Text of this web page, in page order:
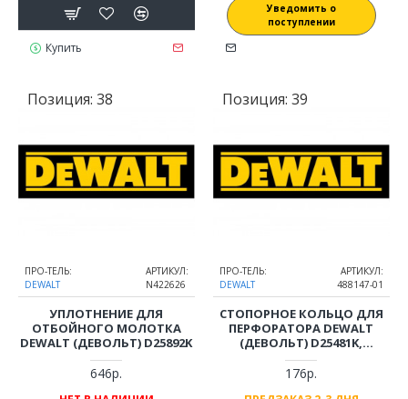
Купить
Уведомить о
поступлении
Позиция: 38
ПРО-ТЕЛЬ:
DEWALT
АРТИКУЛ:
N422626
УПЛОТНЕНИЕ ДЛЯ
ОТБОЙНОГО МОЛОТКА
DEWALT (ДЕВОЛЬТ) D25892K
646р.
Позиция: 39
ПРО-ТЕЛЬ:
DEWALT
АРТИКУЛ:
488147-01
СТОПОРНОЕ КОЛЬЦО ДЛЯ
ПЕРФОРАТОРА DEWALT
(ДЕВОЛЬТ) D25481K,
D25810K, D25892K
176р.